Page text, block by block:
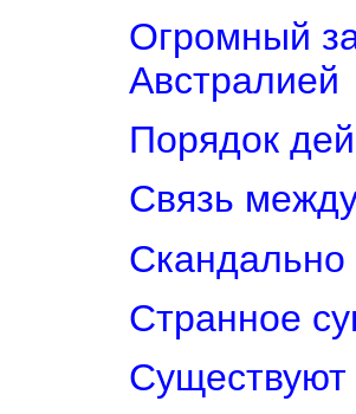
Огромный
Австралией
Порядок
Связь
Странное